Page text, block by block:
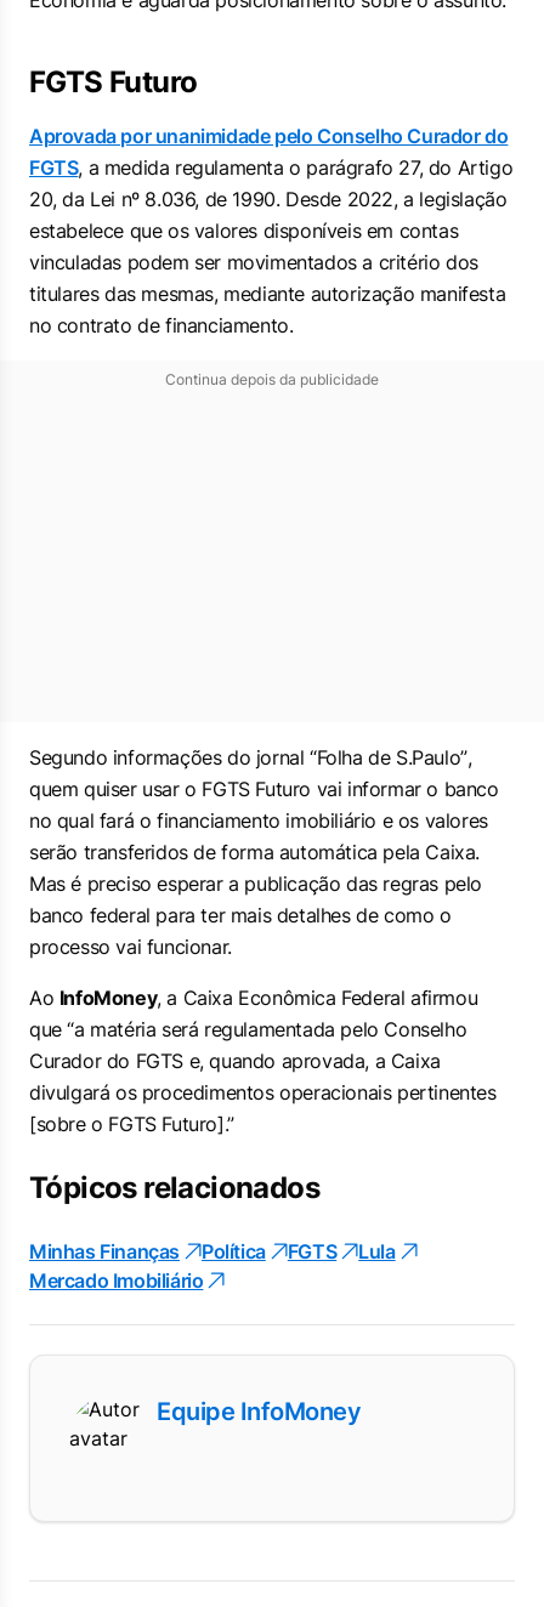
FGTS Futuro
Aprovada por unanimidade pelo Conselho Curador do
FGTS, a medida regulamenta o parágrafo 27, do Artigo
20, da Lei nº 8.036, de 1990. Desde 2022, a legislação
estabelece que os valores disponíveis em contas
vinculadas podem ser movimentados a critério dos
titulares das mesmas, mediante autorização manifesta
no contrato de financiamento.
Continua depois da publicidade
Segundo informações do jornal “Folha de S.Paulo”,
quem quiser usar o FGTS Futuro vai informar o banco
no qual fará o financiamento imobiliário e os valores
serão transferidos de forma automática pela Caixa.
Mas é preciso esperar a publicação das regras pelo
banco federal para ter mais detalhes de como o
processo vai funcionar.
Ao InfoMoney, a Caixa Econômica Federal afirmou
que “a matéria será regulamentada pelo Conselho
Curador do FGTS e, quando aprovada, a Caixa
divulgará os procedimentos operacionais pertinentes
[sobre o FGTS Futuro].”
Tópicos relacionados
Minhas Finanças Política FGTS
Lula
Mercado Imobiliário
Equipe InfoMoney